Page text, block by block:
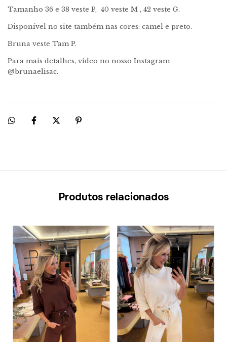
Tamanho 36 e 38 veste P, 40 veste M , 42 veste G.
Disponível no site também nas cores: camel e preto.
Bruna veste Tam P.
Para mais detalhes, vídeo no nosso Instagram
@brunaelisac.
Produtos relacionados